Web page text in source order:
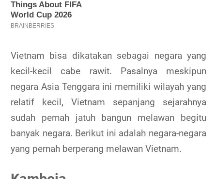
Vietnam bisa dikatakan sebagai negara yang
kecil-kecil cabe rawit. Pasalnya meskipun
negara Asia Tenggara ini memiliki wilayah yang
relatif kecil, Vietnam sepanjang sejarahnya
sudah pernah jatuh bangun melawan begitu
banyak negara. Berikut ini adalah negara-negara
yang pernah berperang melawan Vietnam.